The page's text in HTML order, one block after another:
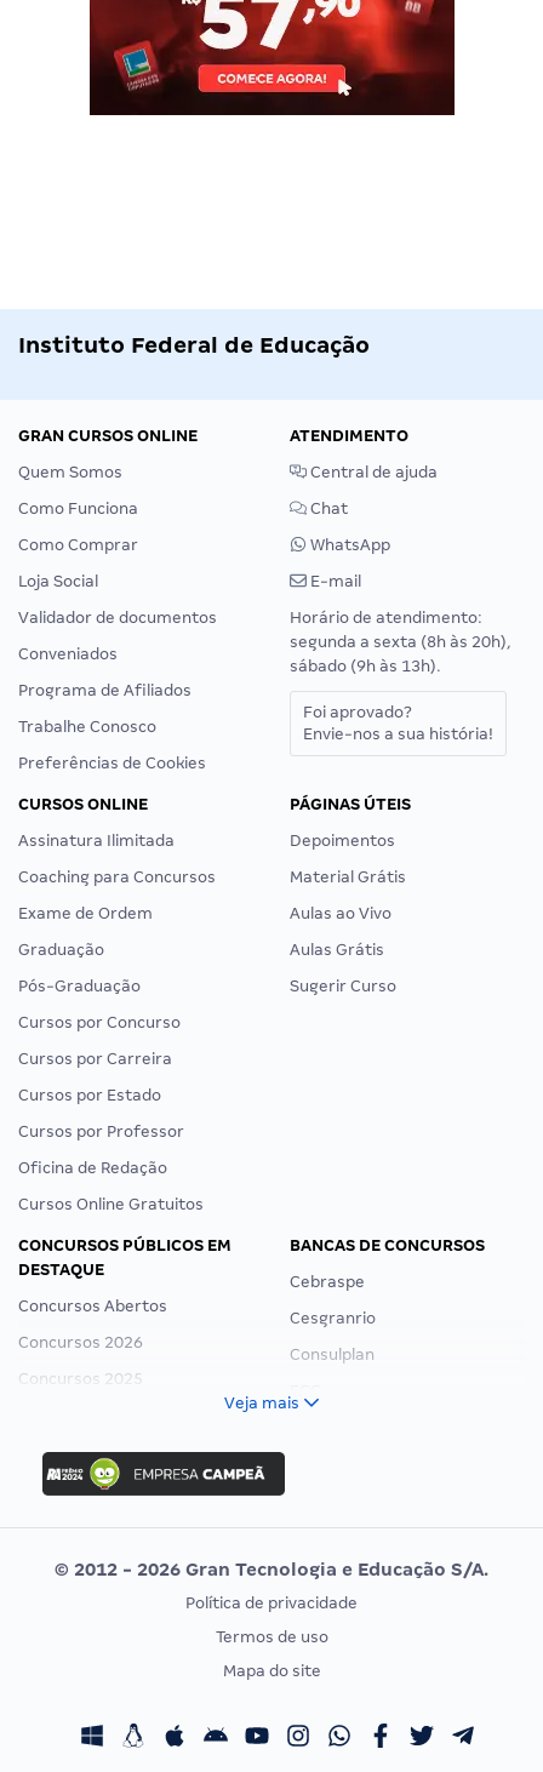
Instituto Federal de Educação
GRAN CURSOS ONLINE
Quem Somos
Como Funciona
Como Comprar
Loja Social
Validador de documentos
Conveniados
Programa de Afiliados
Trabalhe Conosco
Preferências de Cookies
ATENDIMENTO
Central de ajuda
Chat
WhatsApp
E-mail
Horário de atendimento:
segunda a sexta (8h às 20h),
sábado (9h às 13h).
Foi aprovado?
Envie-nos a sua história!
CURSOS ONLINE
Assinatura Ilimitada
Coaching para Concursos
Exame de Ordem
Graduação
Pós-Graduação
Cursos por Concurso
Cursos por Carreira
Cursos por Estado
Cursos por Professor
Oficina de Redação
Cursos Online Gratuitos
PÁGINAS ÚTEIS
Depoimentos
Material Grátis
Aulas ao Vivo
Aulas Grátis
Sugerir Curso
CONCURSOS PÚBLICOS EM
DESTAQUE
Concursos Abertos
Concursos 2026
Concursos 2025
Concurso Ibama
Concurso MPU
Editais publicados
BANCAS DE CONCURSOS
Cebraspe
Cesgranrio
Consulplan
Vunesp
CONCURSOS POR PROFISSÃO
Concursos Fiscais
EXAME DE ORDEM
Calendário OAB
Veja mais
© 2012 - 2026 Gran Tecnologia e Educação S/A.
Política de privacidade
Termos de uso
Mapa do site